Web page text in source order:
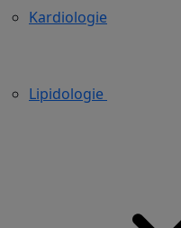
Kardiologie
Lipidologie